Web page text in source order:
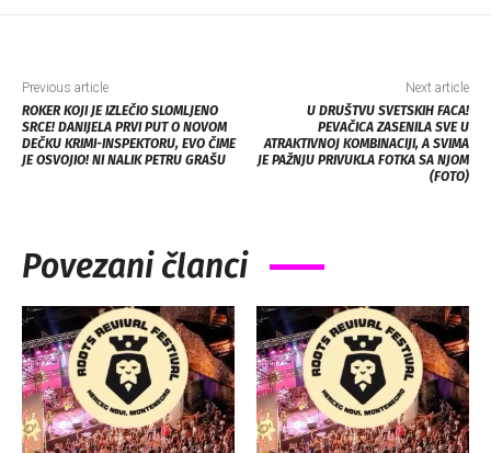
Previous article
ROKER KOJI JE IZLEČIO SLOMLJENO
SRCE! DANIJELA PRVI PUT O NOVOM
DEČKU KRIMI-INSPEKTORU, EVO ČIME
JE OSVOJIO! NI NALIK PETRU GRAŠU
Next article
U DRUŠTVU SVETSKIH FACA!
PEVAČICA ZASENILA SVE U
ATRAKTIVNOJ KOMBINACIJI, A SVIMA
JE PAŽNJU PRIVUKLA FOTKA SA NJOM
(FOTO)
Povezani članci